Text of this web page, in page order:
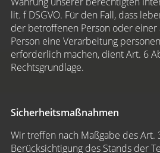
lit. f DSGVO. Für den Fall, dass
der betroffenen Person oder
Person eine Verarbeitung
erforderlich machen, dient Art. 6
Rechtsgrundlage.
Sicherheitsmaßnahmen
Wir treffen nach Maßgabe des Art.
Berücksichtigung des Stands der